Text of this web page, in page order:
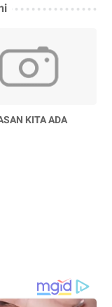
KITA ADA